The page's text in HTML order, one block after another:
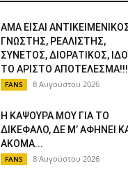
ΑΜΑ ΕΙΣΑΙ
ΓΝΩΣΤΗΣ, ΡΕΑΛΙΣΤΗΣ,
ΣΥΝΕΤΟΣ, ΔΙΟΡΑΤΙΚΟΣ,
ΤΟ ΑΡΙΣΤΟ ΑΠΟΤΕΛΕΣΜΑ!!!
FANS 8 Αυγούστου 2026
Η ΚΑΨΟΥΡΑ ΜΟΥ ΓΙΑ ΤΟ
ΔΙΚΕΦΑΛΟ, ΔΕ Μ’ ΑΦΗΝΕΙ
ΑΚΟΜΑ...
FANS 8 Αυγούστου 2026